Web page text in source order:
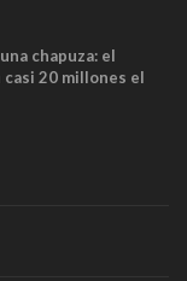
chapuza: el
20 millones el
cabían por los